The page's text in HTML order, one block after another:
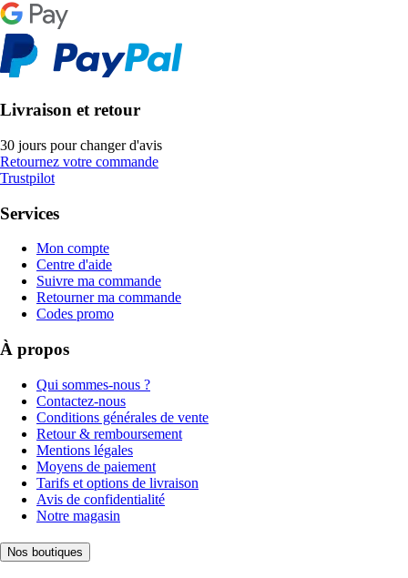
Livraison et retour
30 jours pour changer d'avis
Retournez votre commande
Trustpilot
Services
Mon compte
Centre d'aide
Suivre ma commande
Retourner ma commande
Codes promo
À propos
Qui sommes-nous ?
Contactez-nous
Conditions générales de vente
Retour & remboursement
Mentions légales
Moyens de paiement
Tarifs et options de livraison
Avis de confidentialité
Notre magasin
Nos boutiques